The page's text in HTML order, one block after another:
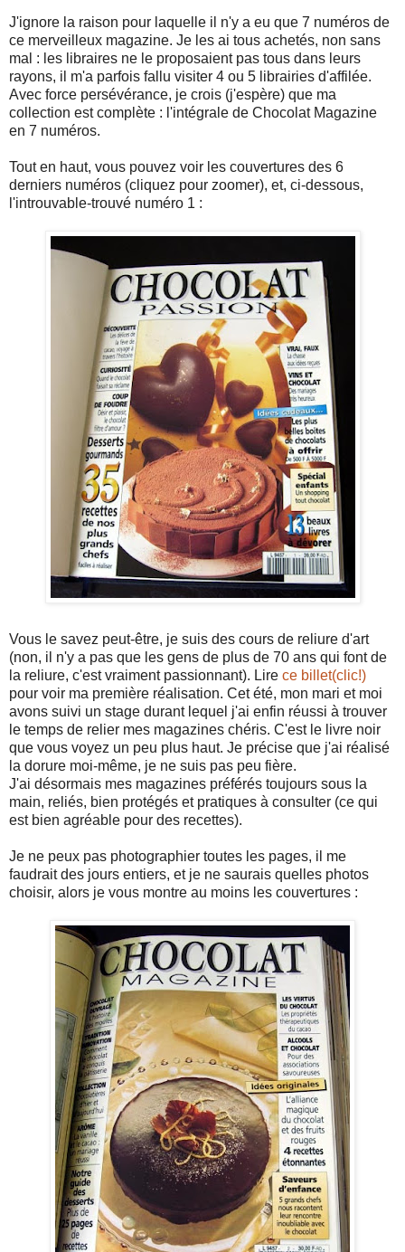
J'ignore la raison pour laquelle il n'y a eu que 7 numéros de
ce merveilleux magazine. Je les ai tous achetés, non sans
mal : les libraires ne le proposaient pas tous dans leurs
rayons, il m'a parfois fallu visiter 4 ou 5 librairies d'affilée.
Avec force persévérance, je crois (j'espère) que ma
collection est complète : l'intégrale de Chocolat Magazine
en 7 numéros.
Tout en haut, vous pouvez voir les couvertures des 6
derniers numéros (cliquez pour zoomer), et, ci-dessous,
l'introuvable-trouvé numéro 1 :
Vous le savez peut-être, je suis des cours de reliure d'art
(non, il n'y a pas que les gens de plus de 70 ans qui font de
la reliure, c'est vraiment passionnant). Lire ce billet(clic!)
pour voir ma première réalisation. Cet été, mon mari et moi
avons suivi un stage durant lequel j'ai enfin réussi à trouver
le temps de relier mes magazines chéris. C'est le livre noir
que vous voyez un peu plus haut. Je précise que j'ai réalisé
la dorure moi-même, je ne suis pas peu fière.
J'ai désormais mes magazines préférés toujours sous la
main, reliés, bien protégés et pratiques à consulter (ce qui
est bien agréable pour des recettes).
Je ne peux pas photographier toutes les pages, il me
faudrait des jours entiers, et je ne saurais quelles photos
choisir, alors je vous montre au moins les couvertures :